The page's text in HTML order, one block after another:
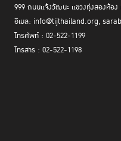
999 ถนนแจ้งวัฒนะ แขวงทุ่งสองห้อง
อีเมล: info@tijthailand.org,
โทรศัพท์ : 02-522-1199
โทรสาร : 02-522-1198